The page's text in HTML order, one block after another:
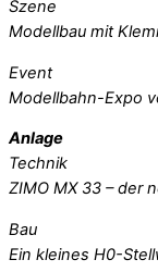
Szene
Modellbau mit
Event
Modellbahn-Expo
Anlage
Technik
ZIMO MX 33 – der
Bau
Ein kleines H0-